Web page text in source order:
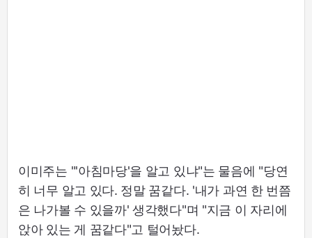
이미주는 "'아침마당'을 알고 있냐"는 물음에 "당연
히 너무 알고 있다. 정말 꿈같다. '내가 과연 한 번쯤
은 나가볼 수 있을까' 생각했다"며 "지금 이 자리에
앉아 있는 게 꿈같다"고 털어놨다.